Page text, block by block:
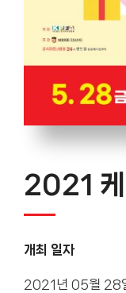
2021 케
개최 일자
2021년 05월 28